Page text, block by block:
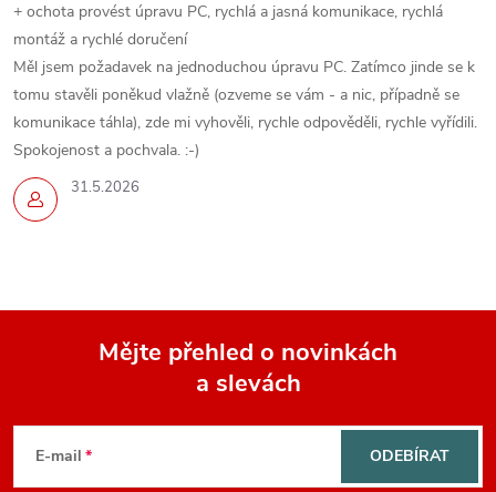
31.5.2026
+ ochota provést úpravu PC, rychlá a jasná komunikace, rychlá
montáž a rychlé doručení
Měl jsem požadavek na jednoduchou úpravu PC. Zatímco jinde se k
tomu stavěli poněkud vlažně (ozveme se vám - a nic, případně se
komunikace táhla), zde mi vyhověli, rychle odpověděli, rychle vyřídili.
Spokojenost a pochvala. :-)
Mějte přehled o novinkách
a slevách
E-mail ODEBÍRAT